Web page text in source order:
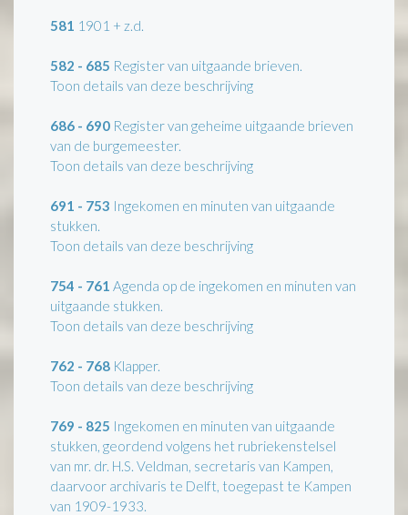
581 1901 + z.d.
582 - 685 Register van uitgaande brieven.
Toon details van deze beschrijving
686 - 690 Register van geheime uitgaande brieven
van de burgemeester.
Toon details van deze beschrijving
691 - 753 Ingekomen en minuten van uitgaande
stukken.
Toon details van deze beschrijving
754 - 761 Agenda op de ingekomen en minuten van
uitgaande stukken.
Toon details van deze beschrijving
762 - 768 Klapper.
Toon details van deze beschrijving
769 - 825 Ingekomen en minuten van uitgaande
stukken, geordend volgens het rubriekenstelsel
van mr. dr. H.S. Veldman, secretaris van Kampen,
daarvoor archivaris te Delft, toegepast te Kampen
van 1909-1933.